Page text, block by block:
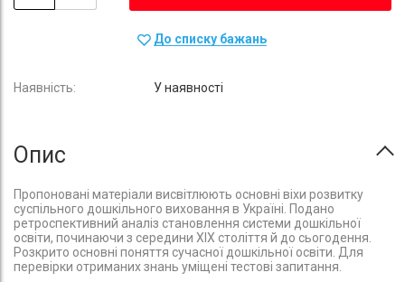
До списку бажань
У наявності
Опис
Пропоновані матеріали висвітлюють основні віхи розвитку
суспільного дошкільного виховання в Україні. Подано
ретроспективний аналіз становлення системи дошкільної
освіти, починаючи з середини ХІХ століття й до сьогодення.
Розкрито основні поняття сучасної дошкільної освіти. Для
перевірки отриманих знань уміщені тестові запитання.